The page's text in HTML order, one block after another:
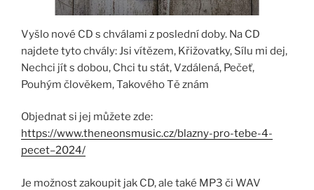
Vyšlo nové CD s chválami z poslední doby. Na CD
najdete tyto chvály: Jsi vítězem, Křižovatky, Sílu mi dej,
Nechci jít s dobou, Chci tu stát, Vzdálená, Pečeť,
Pouhým člověkem, Takového Tě znám
Objednat si jej můžete zde:
https://www.theneonsmusic.cz/blazny-pro-tebe-4-
pecet–2024/
Je možnost zakoupit jak CD, ale také MP3 či WAV